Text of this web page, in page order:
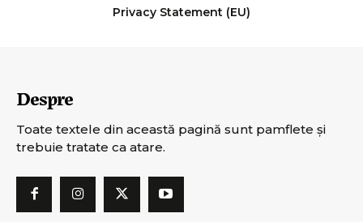
Privacy Statement (EU)
Despre
Toate textele din această pagină sunt pamflete şi
trebuie tratate ca atare.